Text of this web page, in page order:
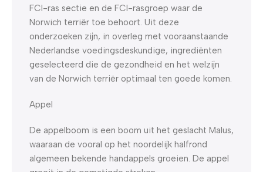
FCI-ras sectie en de FCI-rasgroep waar de
Norwich terriër toe behoort. Uit deze
onderzoeken zijn, in overleg met vooraanstaande
Nederlandse voedingsdeskundige, ingrediënten
geselecteerd die de gezondheid en het welzijn
van de Norwich terriër optimaal ten goede komen.
Appel
De appelboom is een boom uit het geslacht Malus,
waaraan de vooral op het noordelijk halfrond
algemeen bekende handappels groeien. De appel